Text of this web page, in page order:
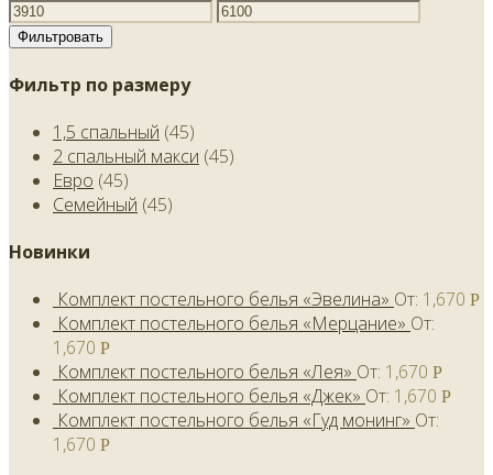
Фильтровать
Фильтр по размеру
1,5 спальный (45)
2 спальный макси (45)
Евро (45)
Семейный (45)
Новинки
Комплект постельного белья «Эвелина» От: 1,670 Р
Комплект постельного белья «Мерцание» От:
1,670 Р
Комплект постельного белья «Лея» От: 1,670 Р
Комплект постельного белья «Джек» От: 1,670 Р
Комплект постельного белья «Гуд монинг» От:
1,670 Р